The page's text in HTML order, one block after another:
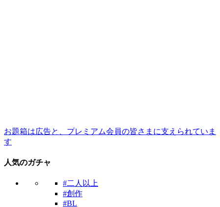
お題箱は広告と、プレミアム会員の皆さまに支えられていま
す
人気のガチャ
#二人以上
#創作
#BL